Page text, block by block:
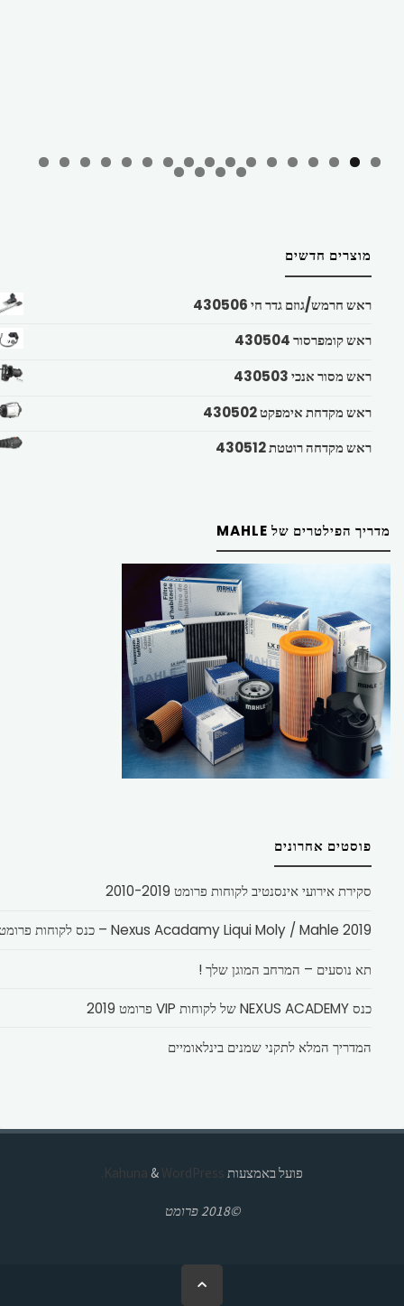
מוצרים חדשים
ראש חרמש/גוזם גדר חי 430506
ראש קומפרסור 430504
ראש מסור אנכי 430503
ראש מקדחת אימפקט 430502
ראש מקדחה רוטטת 430512
מדריך הפילטרים של MAHLE
פוסטים אחרונים
סקירת אירועי אינסנטיב לקוחות פרומט 2010-2019
Nexus Acadamy Liqui Moly / Mahle 2019 – כנס לקוחות פרומט
תא נוסעים – המרחב המוגן שלך !
כנס NEXUS ACADEMY של לקוחות VIP פרומט 2019
המדריך המלא לתקני שמנים בינלאומיים
פועל באמצעות & WordPress.
©2018 פרומט
בחזרה